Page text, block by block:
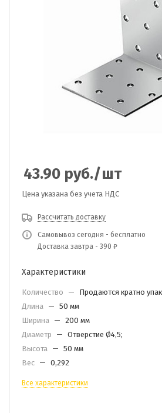
43.90 руб./шт
Цена указана без учета НДС
Рассчитать доставку
Самовывоз сегодня - бесплатно
Доставка завтра - 390 ₽
Характеристики
Количество —
Продаются кратно
Длина — 50 мм
Ширина — 200 мм
Диаметр
— Отверстие Ø4,5;
Высота — 50 мм
Вес — 0,292
Все характеристики